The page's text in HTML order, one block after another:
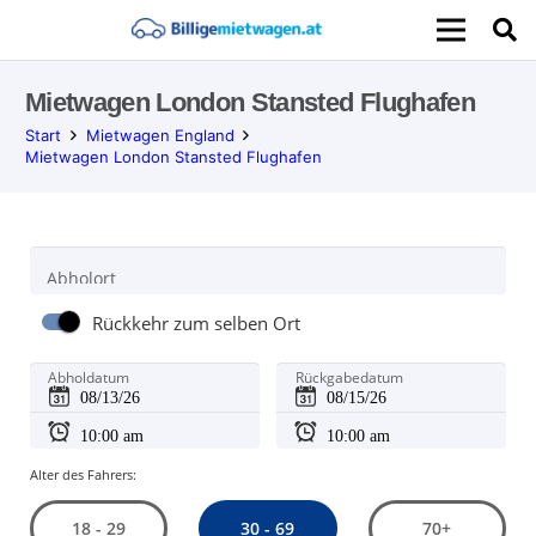
Mietwagen London Stansted Flughafen
Start
Mietwagen England
Mietwagen London Stansted Flughafen
Abholort
Rückkehr zum selben Ort
Abholdatum Rückgabedatum
Alter des Fahrers:
18 - 29 30 - 69 70+